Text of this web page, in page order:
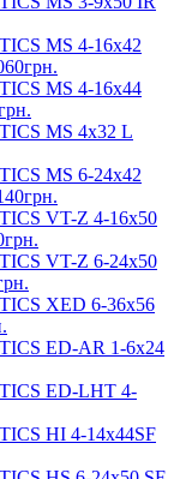
MS 4-16x42
MS 4-16x44
MS 4x32 L
MS 6-24x42
VT-Z 4-16x50
VT-Z 6-24x50
XED 6-36x56
ED-AR 1-6x24
ED-LHT 4-
HI 4-14x44SF